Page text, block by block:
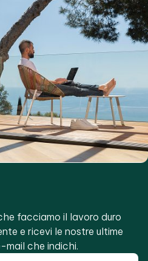
facciamo il lavoro duro
e ricevi le nostre ultime
mail che indichi.